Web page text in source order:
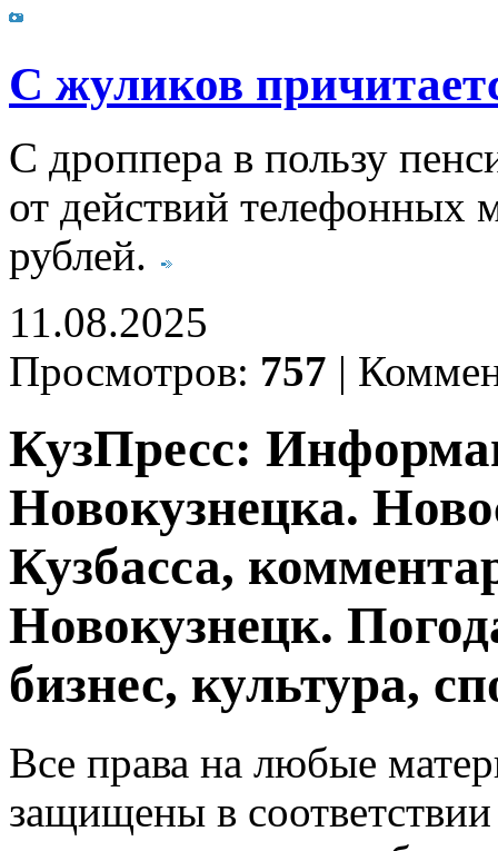
С жуликов
С дроппера в пользу
от действий телефонных
рублей.
11.08.2025
Просмотров: 757 |
КузПресс:
Новокузнецка.
Кузбасса,
Новокузнецк.
бизнес, культура,
Все права на любые
защищены в